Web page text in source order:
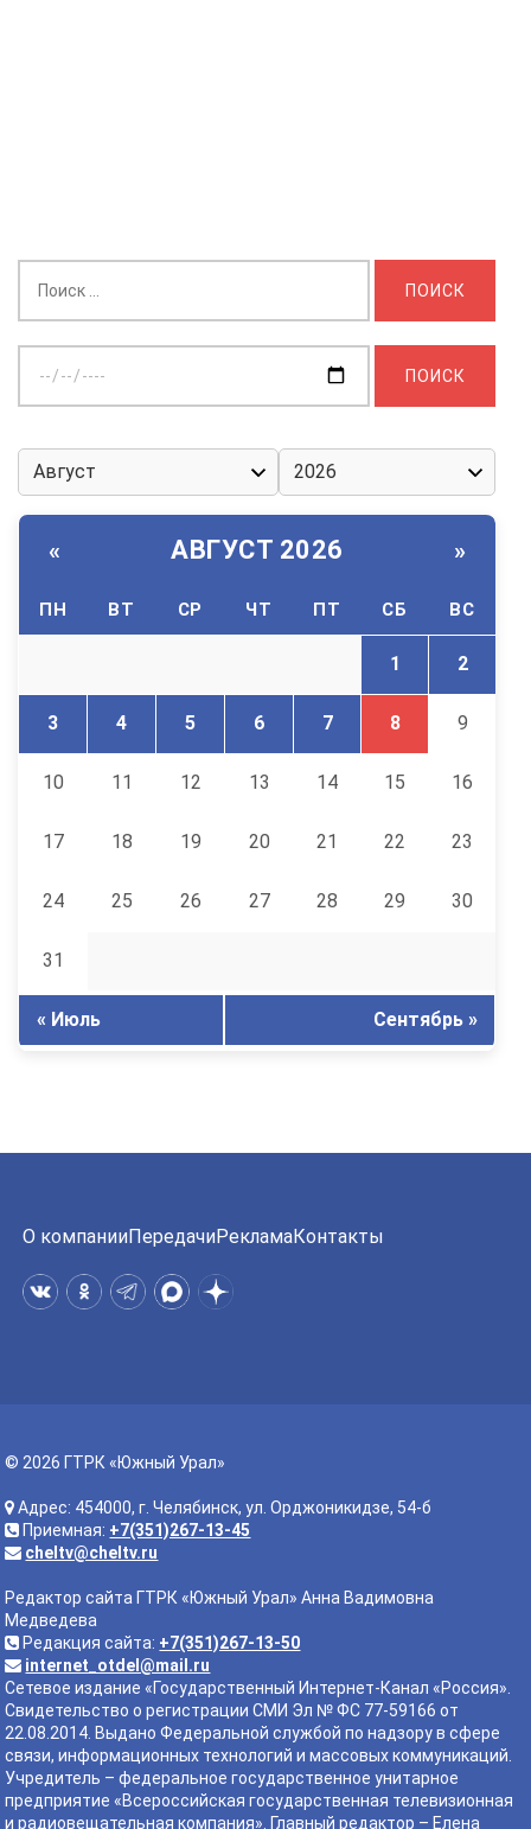
дату:
« АВГУСТ 2026 »
ПН ВТ СР ЧТ ПТ СБ ВС
1 2
3 4 5 6 7 8 9
10 11 12 13 14 15 16
17 18 19 20 21 22 23
24 25 26 27 28 29 30
31
« Июль Сентябрь »
О компанииПередачиРекламаКонтакты
© 2026 ГТРК «Южный Урал»
Адрес: 454000, г. Челябинск, ул. Орджоникидзе, 54-б
Приемная: +7(351)267-13-45
cheltv@cheltv.ru
Редактор сайта ГТРК «Южный Урал» Анна Вадимовна
Медведева
Редакция сайта: +7(351)267-13-50
internet_otdel@mail.ru
Сетевое издание «Государственный Интернет-Канал «Россия».
Свидетельство о регистрации СМИ Эл № ФС 77-59166 от
22.08.2014. Выдано Федеральной службой по надзору в сфере
связи, информационных технологий и массовых коммуникаций.
Учредитель – федеральное государственное унитарное
предприятие «Всероссийская государственная телевизионная
и радиовещательная компания». Главный редактор – Елена